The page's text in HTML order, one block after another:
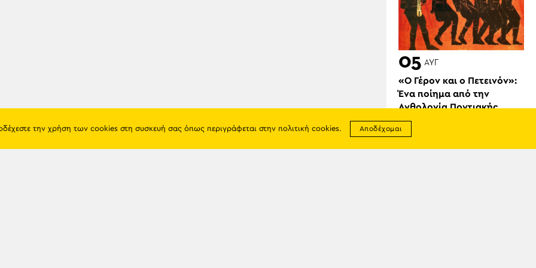
05 ΑΥΓ
«Ο Γέρον και ο Πετεινόν»:
Ένα ποίημα από την
Ανθολογία Ποντιακής
Ποίησης
την χρήση των cookies στη συσκευή σας όπως περιγράφεται στην πολιτική cookies. Αποδέχομαι